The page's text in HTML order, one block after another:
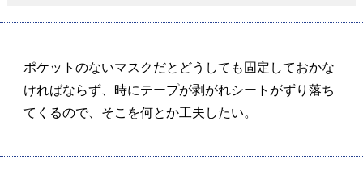
ポケットのないマスクだとどうしても固定しておかな
ければならず、時にテープが剥がれシートがずり落ち
てくるので、そこを何とか工夫したい。